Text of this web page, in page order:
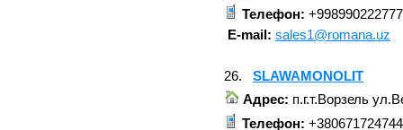
Телефон: +998990222777
E-mail: sales1@romana.uz
26. SLAWAMONOLIT
Адрес: п.г.т.Ворзель
Телефон: +380671724744